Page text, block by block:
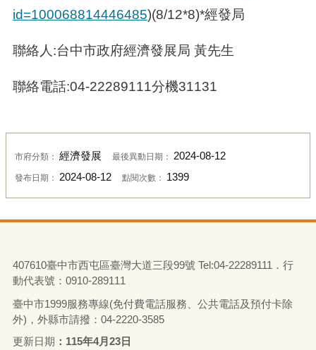
id=100068814446485)(8/12*8)*經發局
聯絡人:台中市政府經濟發展局 黃先生
聯絡電話:04-22289111分機31131
市府分類： 經濟發展 最後異動日期： 2024-08-12
發布日期： 2024-08-12 點閱次數： 1399
407610臺中市西屯區臺灣大道三段99號 Tel:04-22289111．行
動代表號：0910-289111
臺中市1999服務專線(免付費電話服務、公共電話及預付卡除
外)，外縣市請撥：04-2220-3585
更新日期
115年4月23日